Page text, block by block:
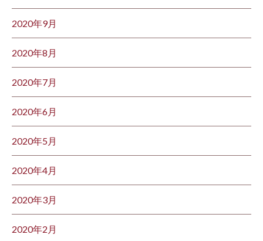
2020年9月
2020年8月
2020年7月
2020年6月
2020年5月
2020年4月
2020年3月
2020年2月